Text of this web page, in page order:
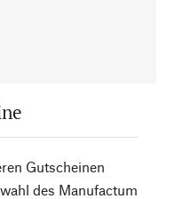
Gutscheinen
des Manufactum